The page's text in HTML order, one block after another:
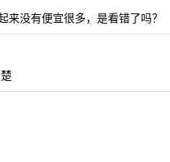
没有便宜很多，是看错了吗？